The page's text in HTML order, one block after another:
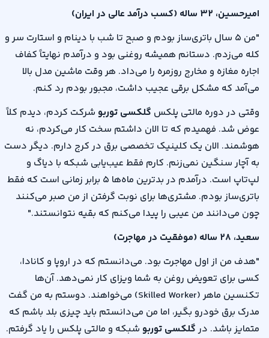
امیرحسین، ۳۲ ساله (کسب درآمد عالی در ایران)
"من ۵ سال باتری‌ساز بودم و صبح تا شب با دینام و استارت سر و
کله می‌زدم. دستانم همیشه روغنی بود و درآمدم نهایتاً کفاف
اجاره مغازه و مخارج روزمره را می‌داد. هر وقت ماشین مدل بالا
می‌آمد که مشکل برقی عجیب داشت، مجبور بودم رد کنم.
وقتی در دوره مالتی پلکس گلکسی توربو شرکت کردم، دیدم کلاً
عوض شد. فهمیدم که تا الان داشتم سخت کار می‌کردم، نه
هوشمند. الان یک کلینیک تخصصی برق در کرج دارم. دیگر دست
به آچار سنگین نمی‌زنم. کارم فقط عیب‌یابی شبکه با دیاگ و
لپ‌تاپ است. درآمدم در بدترین ماه‌ها ۵ برابر زمانی است که فقط
باتری‌ساز بودم. مشتری‌ها برای نوبت گرفتن از من صبر می‌کنند
چون می‌دانند من عیبی را پیدا می‌کنم که بقیه نتوانستند."
سعید، ۲۸ ساله (موفقیت در مهاجرت)
"هدف من از اول مهاجرت بود. می‌دانستم که در اروپا و کانادا،
کسی برای تعویض روغن به شما ویزای کار نمی‌دهد. آن‌ها
تکنسین ماهر(Skilled Worker)
می‌خواهند. دوستم به من گفت
مدرک برق خودرو بگیر، اما من می‌دانستم باید چیزی بلد باشم که
متمایز باشد. درگلکسی توربو شبکه و مالتی پلکس را یاد گرفتم.